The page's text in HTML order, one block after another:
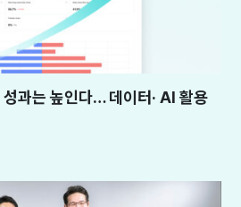
과는 높인다… 데이터· AI 활용